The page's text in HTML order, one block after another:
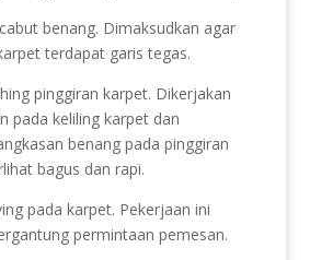
benang. Dimaksudkan agar
terdapat garis tegas.
pinggiran karpet. Dikerjakan
pada keliling karpet dan
benang pada pinggiran
bagus dan rapi.
pada karpet. Pekerjaan ini
permintaan pemesan.